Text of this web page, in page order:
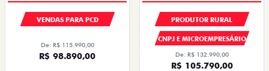
VENDAS PARA PCD
De: R$ 115.990,00
R$ 98.890,00
PRODUTOR RURAL
CNPJ E MICROEMPRESÁRIO
De: R$ 132.990,00
R$ 105.790,00